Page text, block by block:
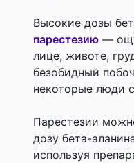
Высокие дозы
парестезию —
лице, животе,
безобидный
некоторые люди
Парестезии
дозу бета-
используя